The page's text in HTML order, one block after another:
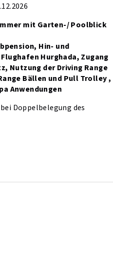
mit Garten-/ Poolblick
Hin- und
Hurghada, Zugang
Nutzung der Driving Range
Bällen und Pull Trolley ,
Anwendungen
Doppelbelegung des